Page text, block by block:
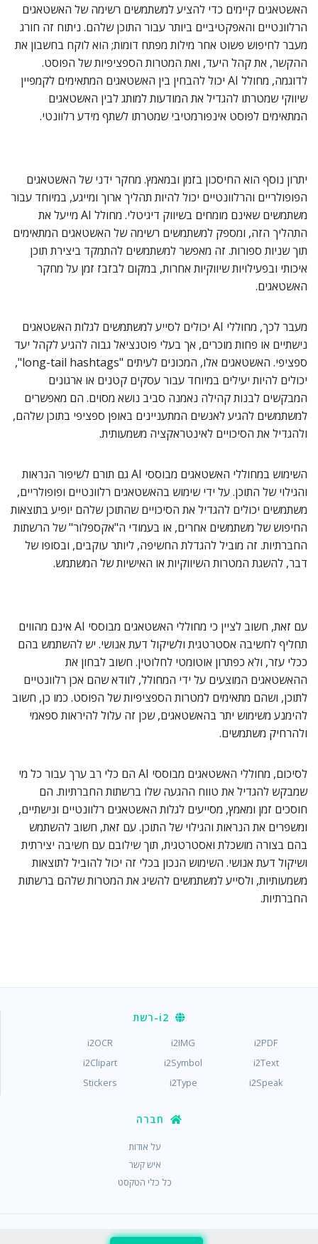
האשטאגים קיימים כדי להציע למשתמשים רשימה של האשטאגים
הרלוונטיים והאפקטיביים ביותר עבור התוכן שלהם. ניתוח זה חורג
מעבר לחיפוש פשוט אחר מילות מפתח דומות; הוא לוקח בחשבון את
ההקשר, את קהל היעד, ואת המטרות הספציפיות של הפוסט.
לדוגמה, מחולל AI יכול להבחין בין האשטאגים המתאימים לקמפיין
שיווקי שמטרתו להגדיל את המודעות למותג לבין האשטאגים
המתאימים לפוסט אינפורמטיבי שמטרתו לשתף מידע רלוונטי.
יתרון נוסף הוא החיסכון בזמן ובמאמץ. מחקר ידני של האשטאגים
הפופולריים והרלוונטיים יכול להיות תהליך ארוך ומייגע, במיוחד עבור
משתמשים שאינם מומחים בשיווק דיגיטלי. מחולל AI מייעל את
התהליך הזה, ומספק למשתמשים רשימה של האשטאגים המתאימים
תוך שניות ספורות. זה מאפשר למשתמשים להתמקד ביצירת תוכן
איכותי ובפעילויות שיווקיות אחרות, במקום לבזבז זמן על מחקר
האשטאגים.
מעבר לכך, מחוללי AI יכולים לסייע למשתמשים לגלות האשטאגים
נישתיים או פחות מוכרים, אך בעלי פוטנציאל גבוה להגיע לקהל יעד
ספציפי. האשטאגים אלו, המכונים לעיתים "long-tail hashtags",
יכולים להיות יעילים במיוחד עבור עסקים קטנים או ארגונים
המבקשים לבנות קהילה נאמנה סביב נושא מסוים. הם מאפשרים
למשתמשים להגיע לאנשים המתעניינים באופן ספציפי בתוכן שלהם,
ולהגדיל את הסיכויים לאינטראקציה משמעותית.
השימוש במחוללי האשטאגים מבוססי AI גם תורם לשיפור הנראות
והגילוי של התוכן. על ידי שימוש בהאשטאגים רלוונטיים ופופולריים,
משתמשים יכולים להגדיל את הסיכויים שהתוכן שלהם יופיע בתוצאות
החיפוש של משתמשים אחרים, או בעמודי ה"אקספלור" של הרשתות
החברתיות. זה מוביל להגדלת החשיפה, ליותר עוקבים, ובסופו של
דבר, להשגת המטרות השיווקיות או האישיות של המשתמש.
עם זאת, חשוב לציין כי מחוללי האשטאגים מבוססי AI אינם מהווים
תחליף לחשיבה אסטרטגית ולשיקול דעת אנושי. יש להשתמש בהם
ככלי עזר, ולא כפתרון אוטומטי לחלוטין. חשוב לבחון את
ההאשטאגים המוצעים על ידי המחולל, לוודא שהם אכן רלוונטיים
לתוכן, ושהם מתאימים למטרות הספציפיות של הפוסט. כמו כן, חשוב
להימנע משימוש יתר בהאשטאגים, שכן זה עלול להיראות ספאמי
ולהרחיק משתמשים.
לסיכום, מחוללי האשטאגים מבוססי AI הם כלי רב ערך עבור כל מי
שמבקש להגדיל את טווח ההגעה שלו ברשתות החברתיות. הם
חוסכים זמן ומאמץ, מסייעים לגלות האשטאגים רלוונטיים ונישתיים,
ומשפרים את הנראות והגילוי של התוכן. עם זאת, חשוב להשתמש
בהם בצורה מושכלת ואסטרטגית, תוך שילובם עם חשיבה יצירתית
ושיקול דעת אנושי. השימוש הנכון בכלי זה יכול להוביל לתוצאות
משמעותיות, ולסייע למשתמשים להשיג את המטרות שלהם ברשתות
החברתיות.
i2-רשת
i2PDF
i2IMG
i2OCR
i2Text
i2Symbol
i2Clipart
i2Speak
i2Type
Stickers
חברה
על אודות
איש קשר
כל כלי הטקסט
פְּרָטִיוּת / תנאים / עוגיות